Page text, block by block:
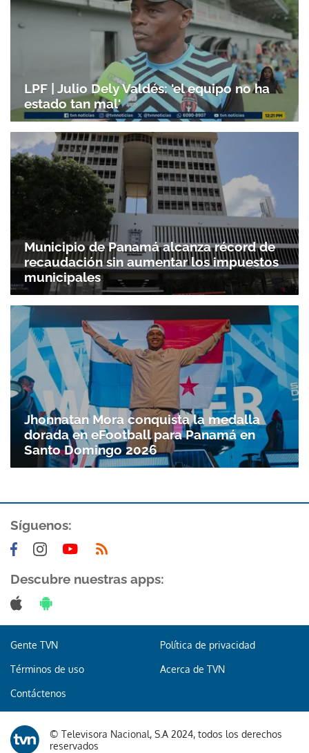
Gracias por suscribirte a nuestro boletín.
ACEPTAR
LPF | Julio Dely Valdés: 'el equipo no ha
estado tan mal'
Municipio de Panamá alcanza récord de
recaudación sin aumentar los impuestos
municipales
Jhonnatan Mora conquista la medalla
dorada en eFootball para Panamá en
Santo Doming­o 2026
Síguenos:
Descubre nuestras apps:
Gente TVN Política de privacidad
Términos de uso Acerca de TVN
Contáctenos
© Televisora Nacional, S.A 2024, todos los derechos
reservados